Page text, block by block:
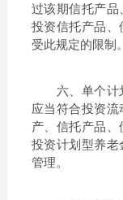
过该期信托产品
投资信托产品、
受此规定的限制。
六、单个计划
应当符合投资
产、信托产品
投资计划型养老
管理。